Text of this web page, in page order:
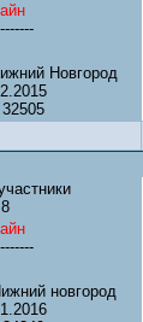
Новгород
8
новгород